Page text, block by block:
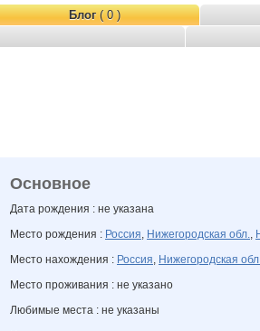
Блог( 0 )
Основное
Дата рождения : не указана
Место рождения : Россия, Нижегородская обл.,
Место нахождения : Россия, Нижегородская
Место проживания : не указано
Любимые места : не указаны